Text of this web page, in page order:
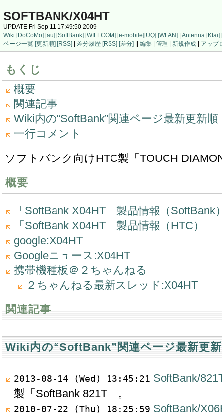
SOFTBANK/X04HT
UPDATE Fri Sep 11 17:49:50 2009
Wiki [DoCoMo] [au] [SoftBank] [WILLCOM] [e-mobile][UQ] [WLAN] | Antenna [Ktai]
ページ一覧 [更新順] [RSS] | 差分履歴 [RSS] [差分] || 編集 | 管理 | 新規作成 | アップ
もくじ
概要
関連記事
Wiki内の“SoftBank”関連ページ最新更新順
一行コメント
ソフトバンク向けHTC製「TOUCH
概要
「SoftBank X04HT」製品情報（SoftBank
「SoftBank X04HT」製品情報（HTC）
google:X04HT
Googleニュース:X04HT
携帯機種板＠２ちゃんねる
２ちゃんねる最新スレッド:X04HT
関連記事
Wiki内の“SoftBank”関連ページ最新更
2013-08-14 (Wed) 13:45:21 SoftBank/
製「SoftBank 821T」。
2010-07-22 (Thu) 18:25:59 SoftBank/